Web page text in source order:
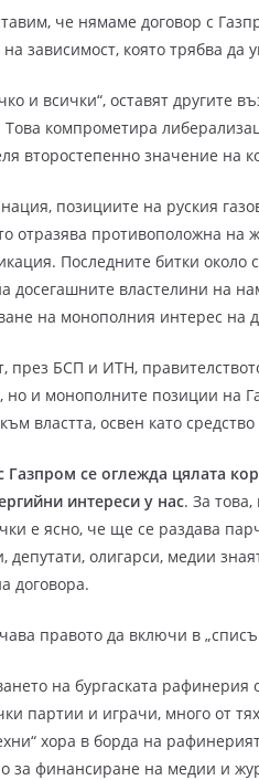
че нямаме договор с
зависимост, която трябва да
и всички“, оставят другите
компрометира
второстепенно значение на
позициите на руския
отразява противоположна на
Последните битки около
досегашните властелини на
на монополния интерес на
през БСП и ИТН,
и монополните позиции на
властта, освен като средство
Газпром се оглежда цялата
интереси у нас. За
е ясно, че ще се раздава
олигарси, медии
договора.
правото да включи в
на бургаската рафинерия
партии и играчи, много от
хора в борда на
за финансиране на медии и